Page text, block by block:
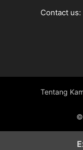
Contact us:
Tentang
©